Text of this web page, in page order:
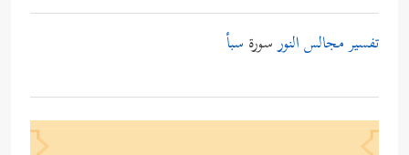
تفسير مجالس النورسورة سبأ